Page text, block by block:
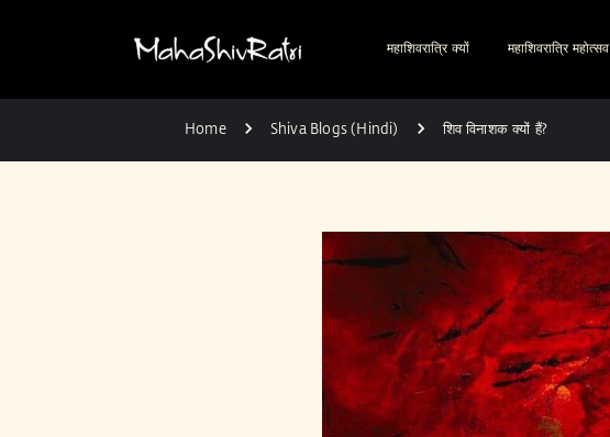
महाशिवरात्रि क्यों महाशिवरात्रि महोत्सव
Home Shiva Blogs (Hindi) शिव विनाशक क्यों हैं?